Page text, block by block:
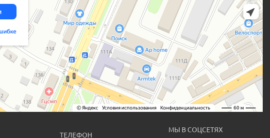
ТЕЛЕФОН
МЫ В СОЦСЕТЯХ